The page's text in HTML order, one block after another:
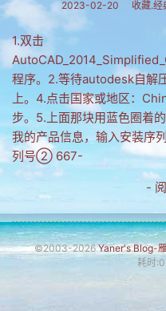
流
网
2023-02-20 收藏.经
1.双击
程序。2.等待autodesk自解
上。4.点击国家或地区：
步。5.上面那块用蓝色圈着
我的产品信息，输入安装
列号② 667-
-
©2003-2026Yaner's Blog-
耗时